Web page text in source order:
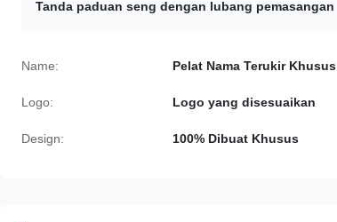
Tanda paduan seng dengan lubang pemasangan
Name: Pelat Nama Terukir Khusus
Logo: Logo yang disesuaikan
Design: 100% Dibuat Khusus